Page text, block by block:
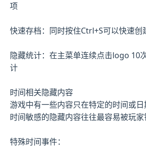
项
快速存档：同时按住Ctrl+S可以快速创
隐藏统计：在主菜单连续点击logo 10
计
时间相关隐藏内容
游戏中有一些内容只在特定的时间或
时间敏感的隐藏内容往往最容易被玩家
特殊时间事件：